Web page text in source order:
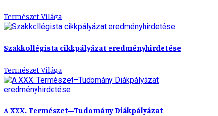
Természet Világa
Szakkollégista cikkpályázat eredményhirdetése
Természet Világa
A XXX. Természet–Tudomány Diákpályázat